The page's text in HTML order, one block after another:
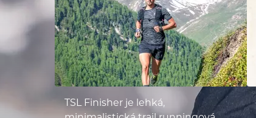
TSL Finisher je lehká,